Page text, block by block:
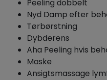
Peeling dobbelt
Nyd Damp efter
Tørbørstning
Dybderens
Aha Peeling hvis
Maske
Ansigtsmassage